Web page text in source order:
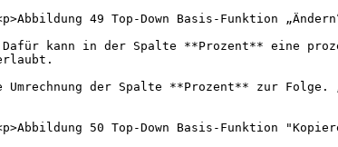
49 Top-Down Basis-Funktion
kann in der Spalte **Prozent** eine
der Spalte **Prozent** zur
50 Top-Down Basis-Funktion